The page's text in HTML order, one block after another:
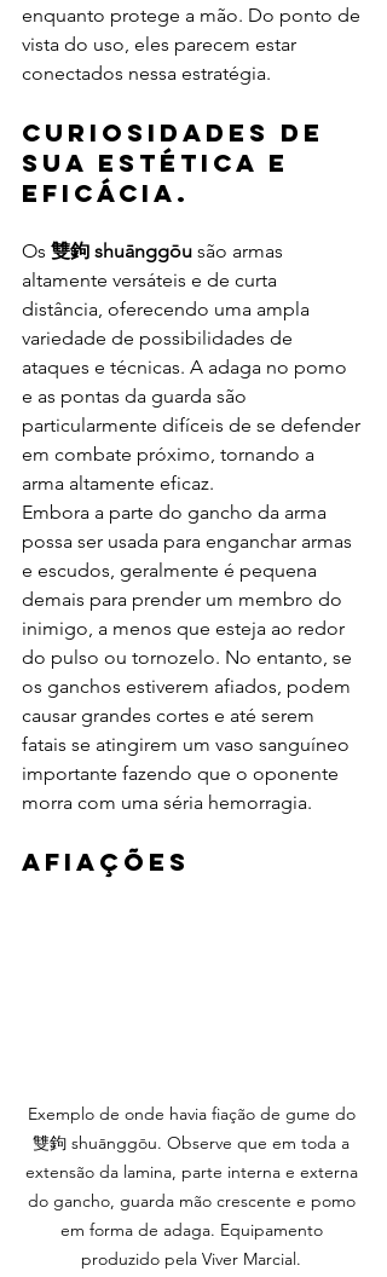
enquanto protege a mão. Do ponto de
vista do uso, eles parecem estar
conectados nessa estratégia.
Curiosidades de
sua estética e
eficácia .
Os 雙鉤 shuānggōu são armas
altamente versáteis e de curta
distância, oferecendo uma ampla
variedade de possibilidades de
ataques e técnicas. A adaga no pomo
e as pontas da guarda são
particularmente difíceis de se defender
em combate próximo, tornando a
arma altamente eficaz.
Embora a parte do gancho da arma
possa ser usada para enganchar armas
e escudos, geralmente é pequena
demais para prender um membro do
inimigo, a menos que esteja ao redor
do pulso ou tornozelo. No entanto, se
os ganchos estiverem afiados, podem
causar grandes cortes e até serem
fatais se atingirem um vaso sanguíneo
importante fazendo que o oponente
morra com uma séria hemorragia.
Afiações
Exemplo de onde havia fiação de gume do
雙鉤 shuānggōu. Observe que em toda a
extensão da lamina, parte interna e externa
do gancho, guarda mão crescente e pomo
em forma de adaga. Equipamento
produzido pela Viver Marcial.